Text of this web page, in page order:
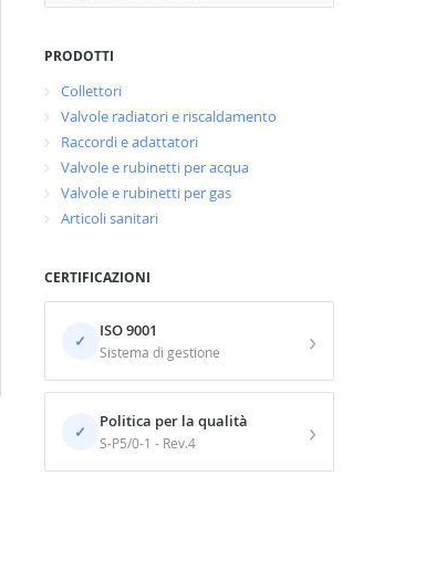
PRODOTTI
Collettori
Valvole radiatori e riscaldamento
Raccordi e adattatori
Valvole e rubinetti per acqua
Valvole e rubinetti per gas
Articoli sanitari
CERTIFICAZIONI
✓
ISO 9001
Sistema di gestione ›
✓
Politica per la qualità
S-P5/0-1 - Rev.4 ›